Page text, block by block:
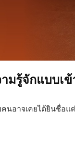
รู้จักแบบเข้
อาจเคยได้ยินชื่อ